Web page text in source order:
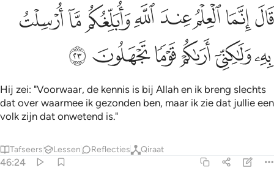
قال انما العلم عند الله وابلغكم ما ارسلت به ولاكني اراكم قوما تجهلون
قَالَ إِنَّمَا ٱلْعِلْمُ عِندَ ٱللَّهِ وَأُبَلِّغُكُم مَّآ أُرْسِلْتُ بِهِۦ وَلَـٰكِنِّىٓ أَرَىٰكُمْ قَوْمًۭا
ﱩﱪﱫﱬﱭﱮ ﱯﱰ
ﱱﱲﱳﱴﱵﱶ
Hij zei: "Voorwaar, de kennis is bij Allah en ik breng slechts
dat over waarmee ik gezonden ben, maar ik zie dat jullie een
volk zijn dat onwetend is."
Tafseers Lessen Reflecties Qiraat
46:24